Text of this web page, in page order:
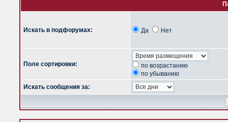
Искать в подфорумах: Да Нет
Поле сортировки:
по возрастанию
по убыванию
Искать сообщения за: